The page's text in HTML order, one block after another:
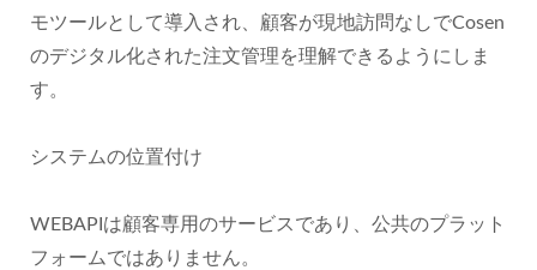
モツールとして導入され、顧客が現地訪問なしでCosen
のデジタル化された注文管理を理解できるようにしま
す。
システムの位置付け
WEBAPIは顧客専用のサービスであり、公共のプラット
フォームではありません。